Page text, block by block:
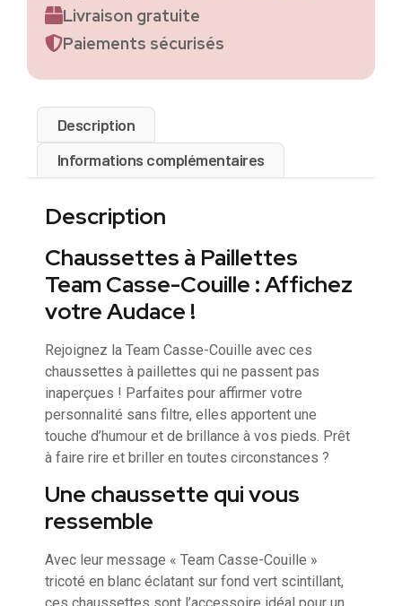
Livraison gratuite
Paiements sécurisés
Description
Informations complémentaires
Description
Chaussettes à Paillettes
Team Casse-Couille : Affichez
votre Audace !
Rejoignez la Team Casse-Couille avec ces
chaussettes à paillettes qui ne passent pas
inaperçues ! Parfaites pour affirmer votre
personnalité sans filtre, elles apportent une
touche d’humour et de brillance à vos pieds. Prêt
à faire rire et briller en toutes circonstances ?
Une chaussette qui vous
ressemble
Avec leur message « Team Casse-Couille »
tricoté en blanc éclatant sur fond vert scintillant,